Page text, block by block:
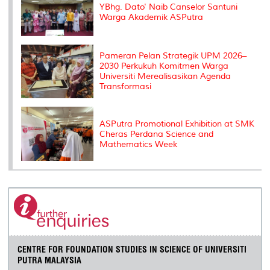
YBhg. Dato' Naib Canselor Santuni
Warga Akademik ASPutra
Pameran Pelan Strategik UPM 2026–
2030 Perkukuh Komitmen Warga
Universiti Merealisasikan Agenda
Transformasi
ASPutra Promotional Exhibition at SMK
Cheras Perdana Science and
Mathematics Week
CENTRE FOR FOUNDATION STUDIES IN SCIENCE OF UNIVERSITI
PUTRA MALAYSIA